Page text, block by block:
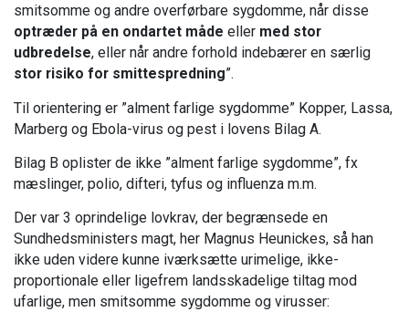
smitsomme og andre overførbare sygdomme, når disse
optræder på en ondartet måde eller med stor
udbredelse, eller når andre forhold indebærer en særlig
stor risiko for smittespredning”.
Til orientering er ”alment farlige sygdomme” Kopper, Lassa,
Marberg og Ebola-virus og pest i lovens Bilag A.
Bilag B oplister de ikke ”alment farlige sygdomme”, fx
mæslinger, polio, difteri, tyfus og influenza m.m.
Der var 3 oprindelige lovkrav, der begrænsede en
Sundhedsministers magt, her Magnus Heunickes, så han
ikke uden videre kunne iværksætte urimelige, ikke-
proportionale eller ligefrem landsskadelige tiltag mod
ufarlige, men smitsomme sygdomme og virusser: